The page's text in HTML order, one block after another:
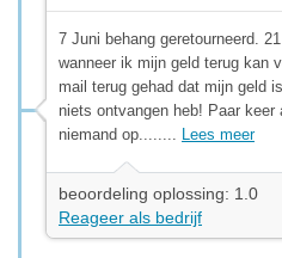
7 Juni behang geretourneerd.
wanneer ik mijn geld terug kan
mail terug gehad dat mijn geld
niets ontvangen heb! Paar keer
niemand op........ Lees meer
beoordeling oplossing: 1.0
Reageer als bedrijf